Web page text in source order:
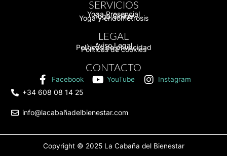
SERVICIOS
Yoga Presencial
Yoga Online
Yoga y endometrosis
LEGAL
Aviso Legal
Políticas de privacidad
Políticas de cookies
CONTACTO
Facebook YouTube Instagram
+34 608 08 14 25
info@lacabañadelbienestar.com
Copyright © 2025 La Cabaña del Bienestar